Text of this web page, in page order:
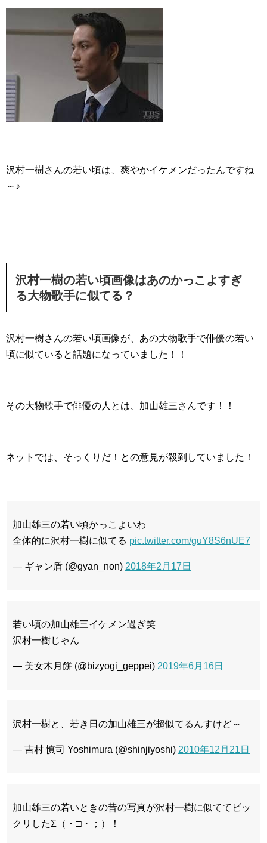
沢村一樹さんの若い頃は、爽やかイケメンだったんですね
～♪
沢村一樹の若い頃画像はあのかっこよすぎ
る大物歌手に似てる？
沢村一樹さんの若い頃画像が、あの大物歌手で俳優の若い
頃に似ていると話題になっていました！！
その大物歌手で俳優の人とは、加山雄三さんです！！
ネットでは、そっくりだ！との意見が殺到していました！
加山雄三の若い頃かっこよいわ
全体的に沢村一樹に似てる pic.twitter.com/guY8S6nUE7
— ギャン盾 (@gyan_non) 2018年2月17日
若い頃の加山雄三イケメン過ぎ笑
沢村一樹じゃん
— 美女木月餅 (@bizyogi_geppei) 2019年6月16日
沢村一樹と、若き日の加山雄三が超似てるんすけど～
— 吉村 慎司 Yoshimura (@shinjiyoshi) 2010年12月21日
加山雄三の若いときの昔の写真が沢村一樹に似ててビッ
クリしたΣ（・□・；）！